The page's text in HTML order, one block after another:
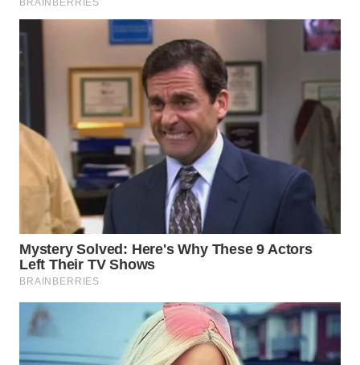
TOBA
WN
NIAS
WN
LANGKAT
WN
TAPANULI
SELATAN